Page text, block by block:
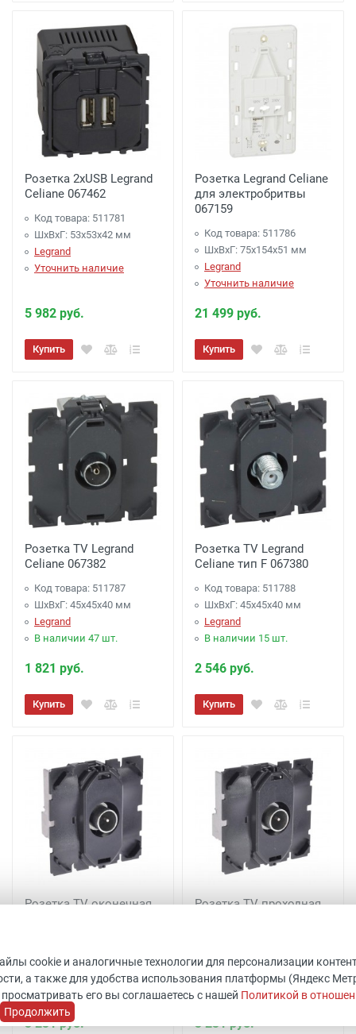
Розетка 2хUSB Legrand
Celiane 067462
Код товара: 511781
ШхВхГ: 53x53x42 мм
Legrand
Уточнить наличие
5 982 руб.
Купить
Розетка Legrand Celiane
для электробритвы
067159
Код товара: 511786
ШхВхГ: 75x154x51 мм
Legrand
Уточнить наличие
21 499 руб.
Купить
Розетка TV Legrand
Celiane 067382
Код товара: 511787
ШхВхГ: 45x45x40 мм
Legrand
В наличии 47 шт.
1 821 руб.
Купить
Розетка TV Legrand
Celiane тип F 067380
Код товара: 511788
ШхВхГ: 45x45x40 мм
Legrand
В наличии 15 шт.
2 546 руб.
Купить
Розетка TV оконечная
Legrand
Уточнить наличие
3 231 руб.
Розетка TV проходная
ШхВхГ: 45x45x40 мм
Legrand
В наличии 9 шт.
3 231 руб.
cookie и аналогичные технологии для персонализации
а также для удобства использования платформы (Яндекс
его вы соглашаетесь с нашей Политикой в
Продолжить